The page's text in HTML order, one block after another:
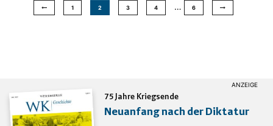
1 2 3 4 … 6
75 Jahre Kriegsende
Neuanfang nach der Diktatur